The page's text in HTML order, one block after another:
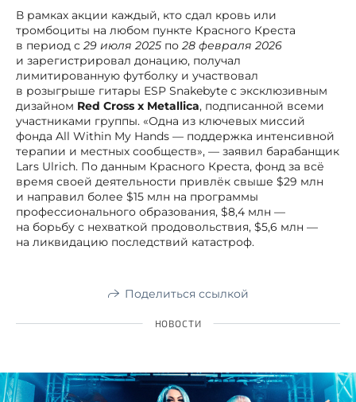
В рамках акции каждый, кто сдал кровь или
тромбоциты на любом пункте Красного Креста
в период с 29 июля 2025 по 28 февраля 2026
и зарегистрировал донацию, получал
лимитированную футболку и участвовал
в розыгрыше гитары ESP Snakebyte с эксклюзивным
дизайном Red Cross x Metallica, подписанной всеми
участниками группы. «Одна из ключевых миссий
фонда All Within My Hands — поддержка интенсивной
терапии и местных сообществ», — заявил барабанщик
Lars Ulrich. По данным Красного Креста, фонд за всё
время своей деятельности привлёк свыше $29 млн
и направил более $15 млн на программы
профессионального образования, $8,4 млн —
на борьбу с нехваткой продовольствия, $5,6 млн —
на ликвидацию последствий катастроф.
Поделиться ссылкой
НОВОСТИ